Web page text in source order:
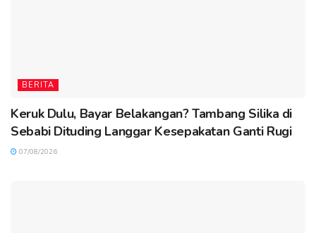
BERITA
Keruk Dulu, Bayar Belakangan? Tambang Silika di
Sebabi Dituding Langgar Kesepakatan Ganti Rugi
07/08/2026